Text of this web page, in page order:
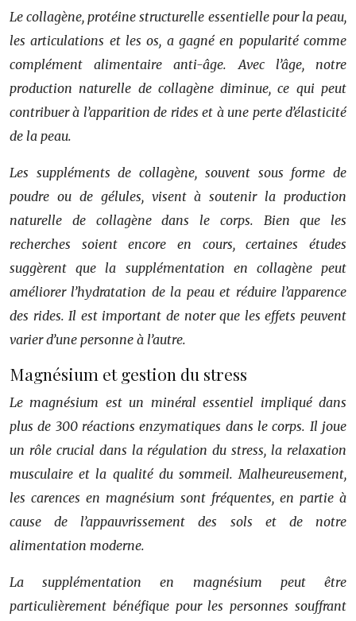
Le collagène, protéine structurelle essentielle pour la peau,
les articulations et les os, a gagné en popularité comme
complément alimentaire anti-âge. Avec l’âge, notre
production naturelle de collagène diminue, ce qui peut
contribuer à l’apparition de rides et à une perte d’élasticité
de la peau.
Les suppléments de collagène, souvent sous forme de
poudre ou de gélules, visent à soutenir la production
naturelle de collagène dans le corps. Bien que les
recherches soient encore en cours, certaines études
suggèrent que la supplémentation en collagène peut
améliorer l’hydratation de la peau et réduire l’apparence
des rides. Il est important de noter que les effets peuvent
varier d’une personne à l’autre.
Magnésium et gestion du stress
Le magnésium est un minéral essentiel impliqué dans
plus de 300 réactions enzymatiques dans le corps. Il joue
un rôle crucial dans la régulation du stress, la relaxation
musculaire et la qualité du sommeil. Malheureusement,
les carences en magnésium sont fréquentes, en partie à
cause de l’appauvrissement des sols et de notre
alimentation moderne.
La supplémentation en magnésium peut être
particulièrement bénéfique pour les personnes souffrant